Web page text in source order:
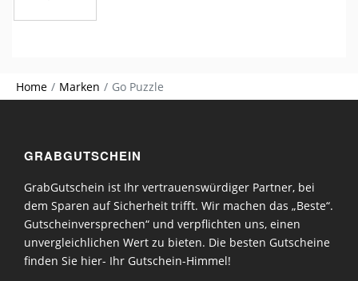
Home Marken Go Puzzle
GRABGUTSCHEIN
GrabGutschein ist Ihr vertrauenswürdiger Partner, bei
dem Sparen auf Sicherheit trifft. Wir machen das „Beste“.
Gutscheinversprechen“ und verpflichten uns, einen
unvergleichlichen Wert zu bieten. Die besten Gutscheine
finden Sie hier- Ihr Gutschein-Himmel!